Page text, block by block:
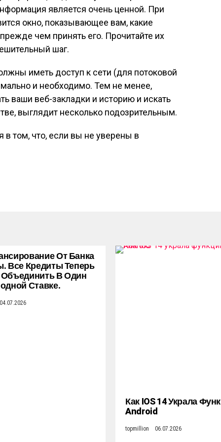
является очень ценной. При
окно, показывающее вам, какие
чем принять его. Прочитайте их
шаг.
иметь доступ к сети (для потоковой
и необходимо. Тем не менее,
ваши веб-закладки и историю и искать
выглядит несколько подозрительным.
в том, что, если вы не уверены в
От Банка
Все Кредиты Теперь
В Один
Ставке.
04.07.2026
Как IOS 14 Украла
Android
topmillion 06.07.2026